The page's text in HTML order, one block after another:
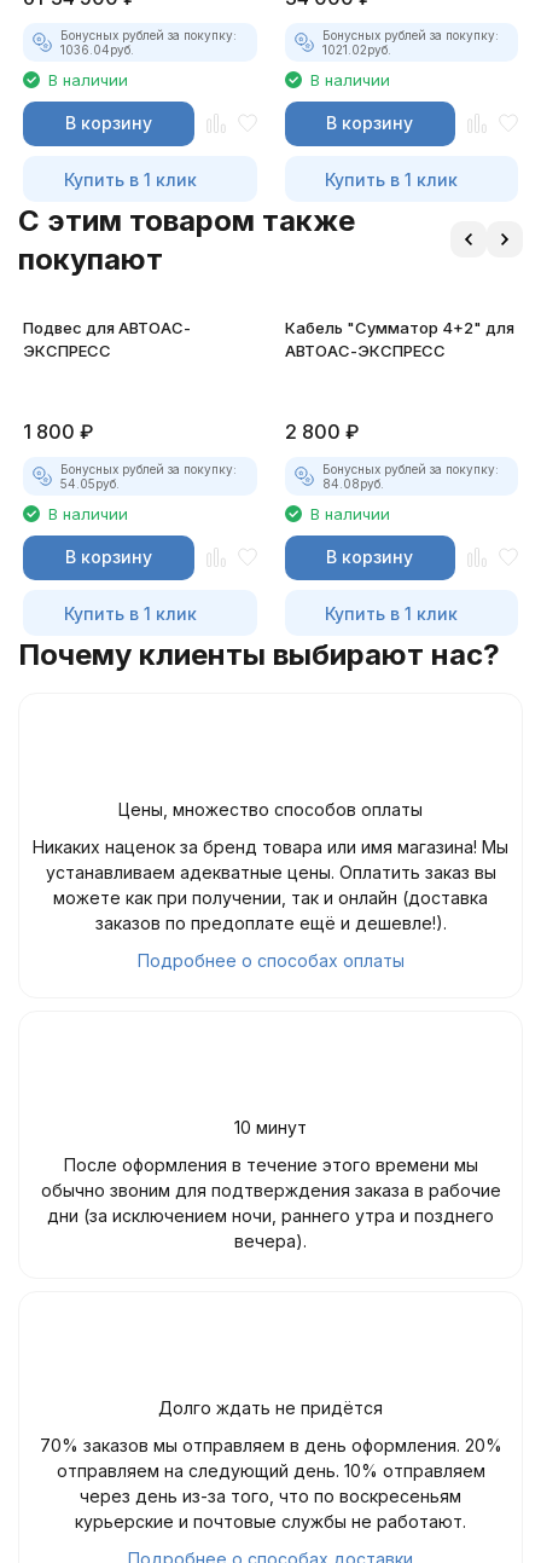
Бонусных рублей за покупку:
1036.04руб.
В наличии
В корзину
Купить в 1 клик
Бонусных рублей за покупку:
1021.02руб.
В наличии
В корзину
Купить в 1 клик
C этим товаром также
покупают
Подвес для АВТОАС-
ЭКСПРЕСС
1 800 ₽
Бонусных рублей за покупку:
54.05руб.
В наличии
В корзину
Купить в 1 клик
Кабель "Сумматор 4+2" для
АВТОАС-ЭКСПРЕСС
2 800 ₽
Бонусных рублей за покупку:
84.08руб.
В наличии
В корзину
Купить в 1 клик
Почему клиенты выбирают нас?
Цены, множество способов оплаты
Никаких наценок за бренд товара или имя магазина! Мы
устанавливаем адекватные цены. Оплатить заказ вы
можете как при получении, так и онлайн (доставка
заказов по предоплате ещё и дешевле!).
Подробнее о способах оплаты
10 минут
После оформления в течение этого времени мы
обычно звоним для подтверждения заказа в рабочие
дни (за исключением ночи, раннего утра и позднего
вечера).
Долго ждать не придётся
70% заказов мы отправляем в день оформления. 20%
отправляем на следующий день. 10% отправляем
через день из-за того, что по воскресеньям
курьерские и почтовые службы не работают.
Подробнее о способах доставки